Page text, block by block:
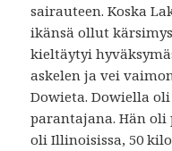
sairauteen. Koska
ikänsä ollut
kieltäytyi
askelen ja vei
Dowieta. Dowiella
parantajana. Hän oli
oli Illinoisissa, 50